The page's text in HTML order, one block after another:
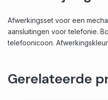
Afwerkingsset voor een
aansluitingen voor telefonie.
telefoonicoon.
Gerelateerde